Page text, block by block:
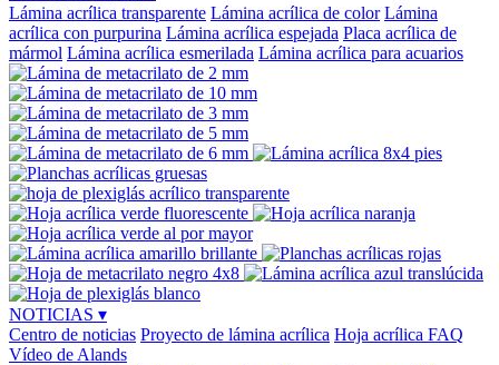
Lámina acrílica transparente Lámina acrílica de color Lámina
acrílica con purpurina Lámina acrílica espejada Placa acrílica de
mármol Lámina acrílica esmerilada Lámina acrílica para acuarios
NOTICIAS ▾
Centro de noticias Proyecto de lámina acrílica Hoja acrílica FAQ
Vídeo de Alands